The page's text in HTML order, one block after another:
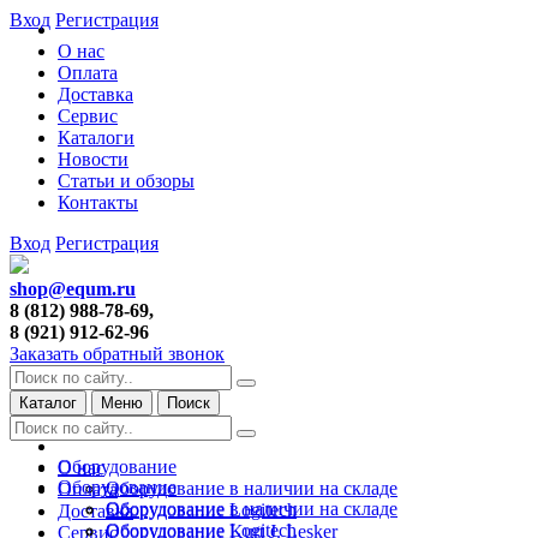
О нас
Оплата
Доставка
Сервис
Каталоги
Новости
Статьи и обзоры
Контакты
Вход Регистрация
Вход Регистрация
shop@equm.ru
8 (812) 988-78-69,
8 (921) 912-62-96
Заказать обратный звонок
Каталог Меню Поиск
О нас
Оплата
Доставка
Сервис
Оборудование
Оборудование в наличии на складе
Оборудование Logitech
Оборудование Kurt J. Lesker
Оборудование
Оборудование в наличии на складе
Оборудование Logitech